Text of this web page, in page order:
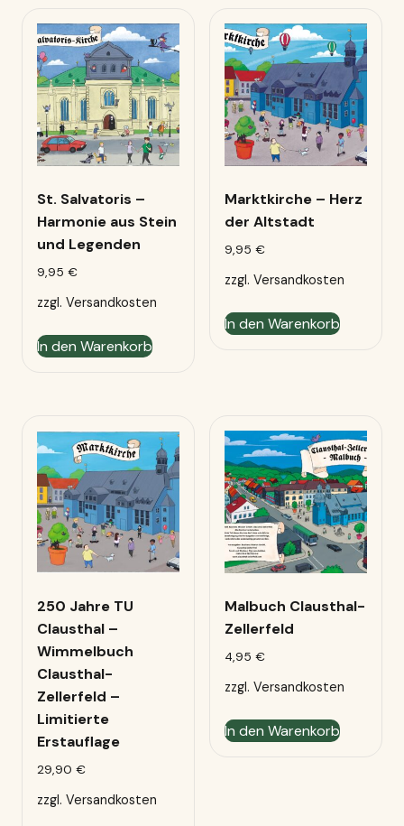
St. Salvatoris –
Harmonie aus Stein
und Legenden
9,95 €
zzgl. Versandkosten
In den Warenkorb
Marktkirche – Herz
der Altstadt
9,95 €
zzgl. Versandkosten
In den Warenkorb
250 Jahre TU
Clausthal –
Wimmelbuch
Clausthal-
Zellerfeld –
Limitierte
Erstauflage
29,90 €
zzgl. Versandkosten
Malbuch Clausthal-
Zellerfeld
4,95 €
zzgl. Versandkosten
In den Warenkorb